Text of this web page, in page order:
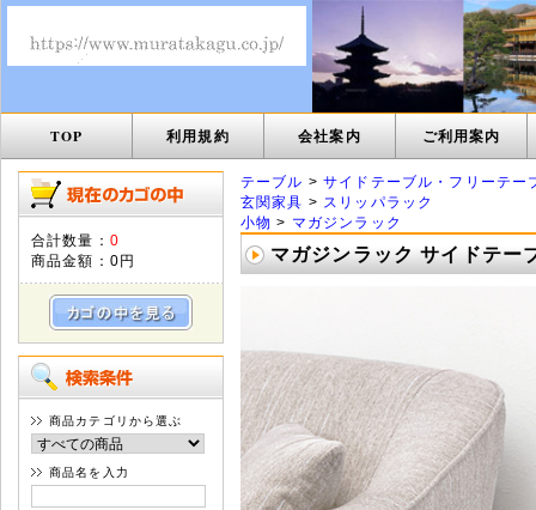
TOP 利用規約 会社案内 ご利用案内
合計数量： 0
商品金額： 0円
商品カテゴリから選ぶ
商品名を入力
テーブル >サイドテーブル・フリーテー
玄関家具 > スリッパラック
小物 > マガジンラック
マガジンラック サイドテー